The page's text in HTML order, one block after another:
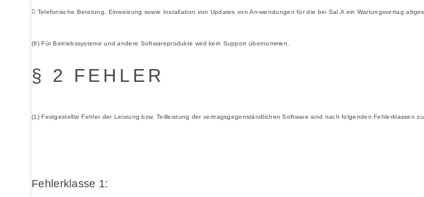
 Telefonische Beratung, Einweisung sowie Installation von Updates von An-wendungen für die bei Sal.A ein Wartungsvertag
(9) Für Betriebssysteme und andere Softwareprodukte wird kein Support übernommen.
§ 2 FEHLER
(1) Festgestellte Fehler der Leistung bzw. Teilleistung der vertragsgegenständlichen Software sind nach folgenden Fehlerklassen
Fehlerklasse 1: